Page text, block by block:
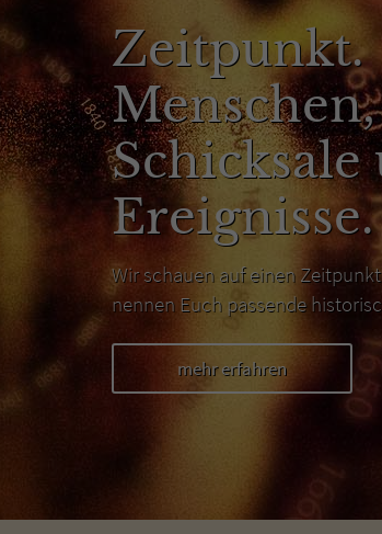
Zeitpunkt.
Menschen,
Schicksale
Ereignisse.
Wir schauen auf einen
nennen Euch passende
mehr erfahren